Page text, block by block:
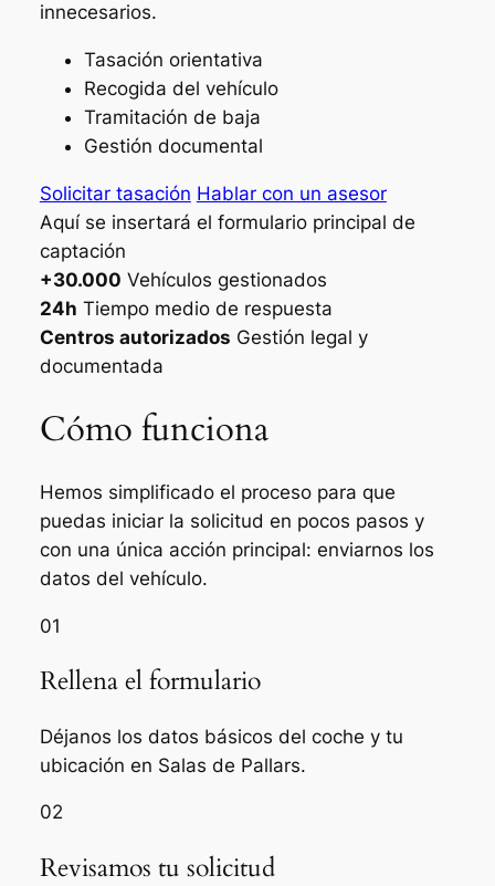
innecesarios.
Tasación orientativa
Recogida del vehículo
Tramitación de baja
Gestión documental
Solicitar tasación Hablar con un asesor
Aquí se insertará el formulario principal de
captación
+30.000 Vehículos gestionados
24h Tiempo medio de respuesta
Centros autorizados Gestión legal y
documentada
Cómo funciona
Hemos simplificado el proceso para que
puedas iniciar la solicitud en pocos pasos y
con una única acción principal: enviarnos los
datos del vehículo.
01
Rellena el formulario
Déjanos los datos básicos del coche y tu
ubicación en Salas de Pallars.
02
Revisamos tu solicitud